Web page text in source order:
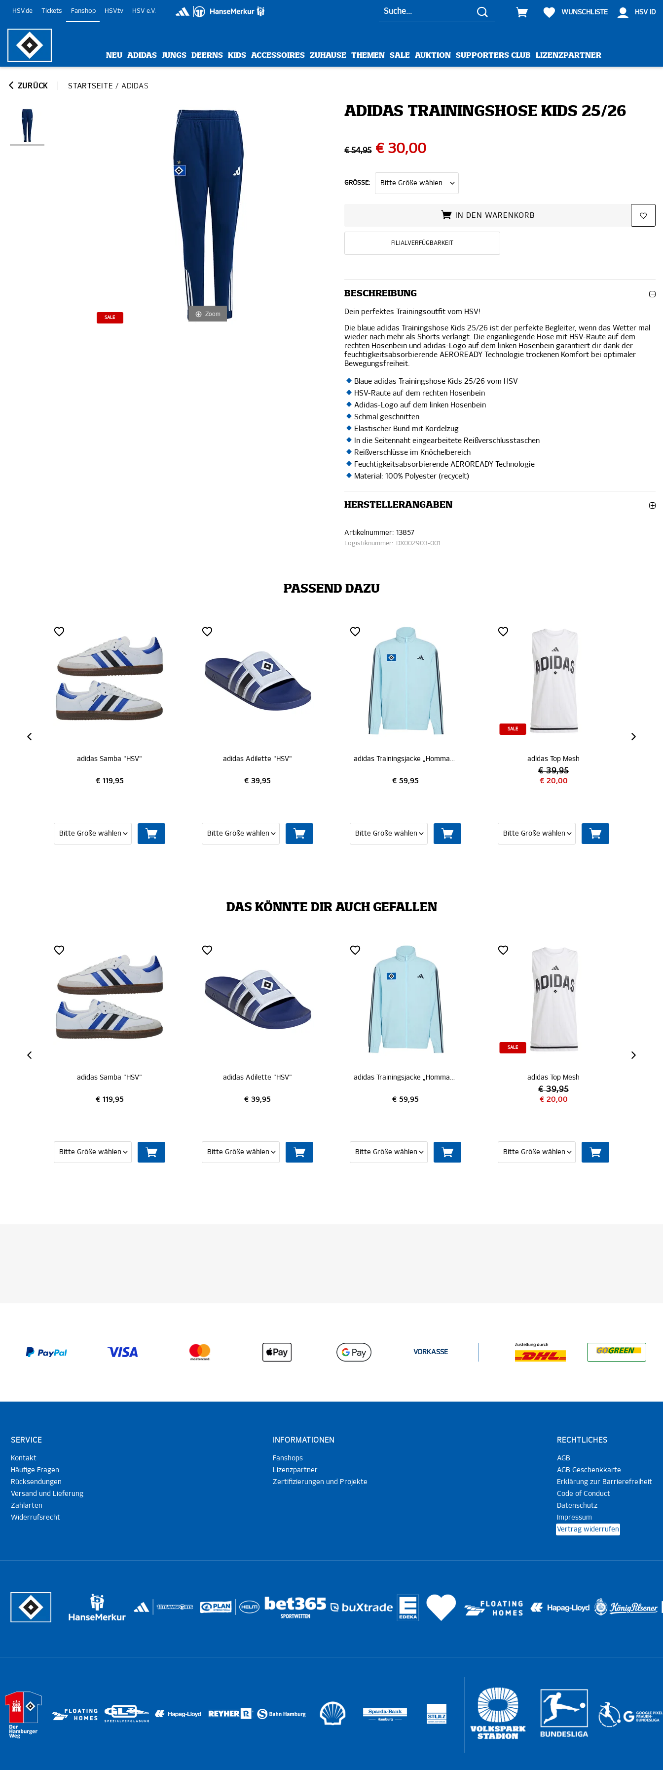
HSV.de Tickets Fanshop HSV.tv HSV e.V. WUNSCHLISTE HSV ID
NEU ADIDAS JUNGS DEERNS KIDS ACCESSOIRES ZUHAUSE THEMEN SALE AUKTION SUPPORTERS CLUB LIZENZPARTNER
ZURÜCK STARTSEITE / ADIDAS
Zoom
SALE
ADIDAS TRAININGSHOSE KIDS 25/26
€ 54,95 € 30,00
GRÖSSE:
IN DEN WARENKORB
FILIALVERFÜGBARKEIT
BESCHREIBUNG
Dein perfektes Trainingsoutfit vom HSV!
Die blaue adidas Trainingshose Kids 25/26 ist der perfekte Begleiter, wenn das Wetter mal
wieder nach mehr als Shorts verlangt. Die enganliegende Hose mit HSV-Raute auf dem
rechten Hosenbein und adidas-Logo auf dem linken Hosenbein garantiert dir dank der
feuchtigkeitsabsorbierende AEROREADY Technologie trockenen Komfort bei optimaler
Bewegungsfreiheit.
Blaue adidas Trainingshose Kids 25/26 vom HSV
HSV-Raute auf dem rechten Hosenbein
Adidas-Logo auf dem linken Hosenbein
Schmal geschnitten
Elastischer Bund mit Kordelzug
In die Seitennaht eingearbeitete Reißverschlusstaschen
Reißverschlüsse im Knöchelbereich
Feuchtigkeitsabsorbierende AEROREADY Technologie
Material: 100% Polyester (recycelt)
HERSTELLERANGABEN
Artikelnummer: 13857
Logistiknummer: DX002903-001
PASSEND DAZU
adidas Samba "HSV"
€ 119,95
adidas Adilette "HSV"
€ 39,95
adidas Trainingsjacke „Hommage Pokalsieg 1976“
€ 59,95
SALE
adidas Top Mesh
€ 39,95
€ 20,00
DAS KÖNNTE DIR AUCH GEFALLEN
adidas Samba "HSV"
€ 119,95
adidas Adilette "HSV"
€ 39,95
adidas Trainingsjacke „Hommage Pokalsieg 1976“
€ 59,95
SALE
adidas Top Mesh
€ 39,95
€ 20,00
VORKASSE
SERVICE
Kontakt
Häufige Fragen
Rücksendungen
Versand und Lieferung
Zahlarten
Widerrufsrecht
INFORMATIONEN
Fanshops
Lizenzpartner
Zertifizierungen und Projekte
RECHTLICHES
AGB
AGB Geschenkkarte
Erklärung zur Barrierefreiheit
Code of Conduct
Datenschutz
Impressum
Vertrag widerrufen